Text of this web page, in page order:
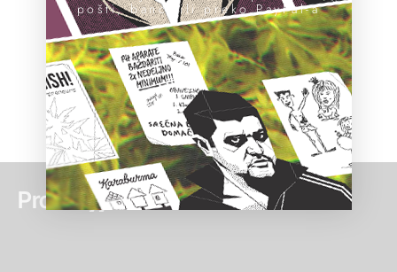
Pročitaj još:
pošti, banci ili preko PayPal-a